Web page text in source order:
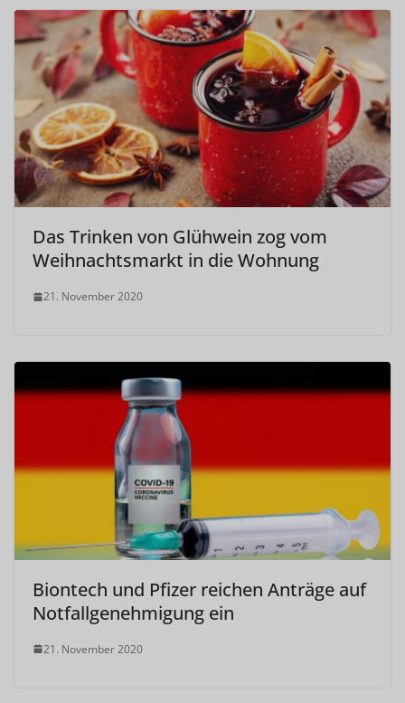
Das Trinken von Glühwein zog vom
Weihnachtsmarkt in die Wohnung
21. November 2020
Biontech und Pfizer reichen Anträge auf
Notfallgenehmigung ein
21. November 2020